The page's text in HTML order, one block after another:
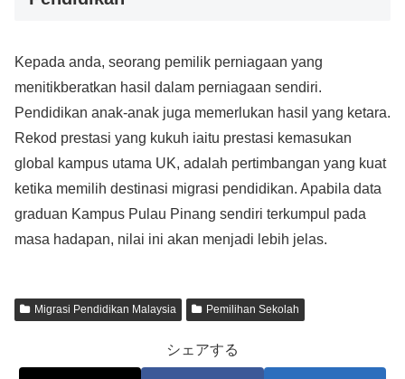
Kepada anda, seorang pemilik perniagaan yang
menitikberatkan hasil dalam perniagaan sendiri.
Pendidikan anak-anak juga memerlukan hasil yang ketara.
Rekod prestasi yang kukuh iaitu prestasi kemasukan
global kampus utama UK, adalah pertimbangan yang kuat
ketika memilih destinasi migrasi pendidikan. Apabila data
graduan Kampus Pulau Pinang sendiri terkumpul pada
masa hadapan, nilai ini akan menjadi lebih jelas.
Migrasi Pendidikan Malaysia Pemilihan Sekolah
シェアする